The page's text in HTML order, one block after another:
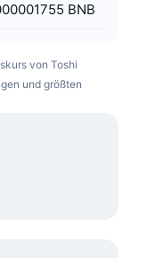
BNB
von Toshi
und größten